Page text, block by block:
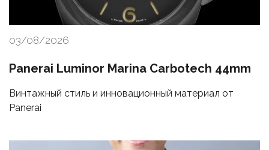
03/08/2026
Panerai Luminor Marina Carbotech 44mm
Винтажный стиль и инновационный материал от
Panerai